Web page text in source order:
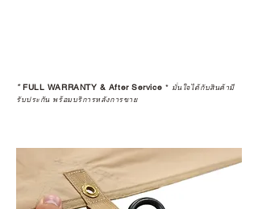
*FULL WARRANTY & After Service * มั่นใจได้กับสินค้ามี
รับประกัน พร้อมบริการหลังการขาย